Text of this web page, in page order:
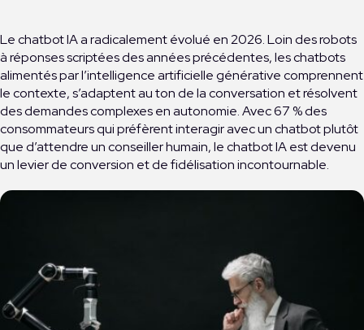
Le chatbot IA a radicalement évolué en 2026. Loin des robots
à réponses scriptées des années précédentes, les chatbots
alimentés par l’intelligence artificielle générative comprennent
le contexte, s’adaptent au ton de la conversation et résolvent
des demandes complexes en autonomie. Avec 67 % des
consommateurs qui préfèrent interagir avec un chatbot plutôt
que d’attendre un conseiller humain, le chatbot IA est devenu
un levier de conversion et de fidélisation incontournable.